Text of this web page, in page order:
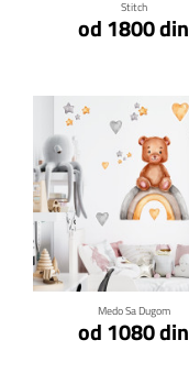
Stitch
od 1800 din
Medo Sa Dugom
od 1080 din
Klikni za detalje